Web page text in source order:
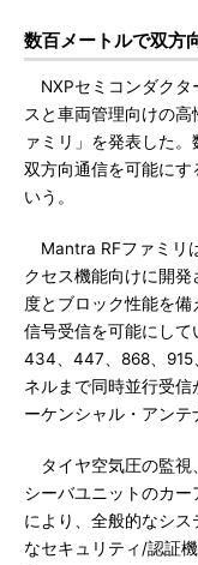
数百メートルで双方
NXPセミコンダクタ
スと車両管理向けの
ァミリ」を発表した
双方向通信を可能にす
いう。
Mantra RFファミリ
クセス機能向けに開
度とブロック性能を
信号受信を可能にして
434、447、868、915
ネルまで同時並行受
ーケンシャル・アンテ
タイヤ空気圧の監視
シーバユニットのカ
により、全般的なシ
なセキュリティ/認証